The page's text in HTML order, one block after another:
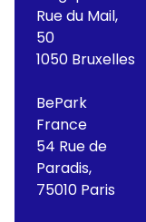
Rue du Mail,
50
1050 Bruxelles
BePark
France
54 Rue de
Paradis,
75010 Paris